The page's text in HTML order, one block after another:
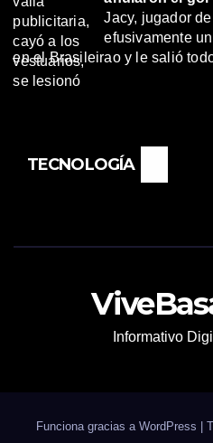
Jacy, jugador
efusivamente
en el Brasileirao y le salió
TECNOLOGÍA
Informativo
Funciona gracias a WordPress